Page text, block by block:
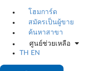
โฮมการ์ด
สมัครเป็นผู้ขาย
ค้นหาสาขา
ศูนย์ช่วยเหลือ
TH
EN